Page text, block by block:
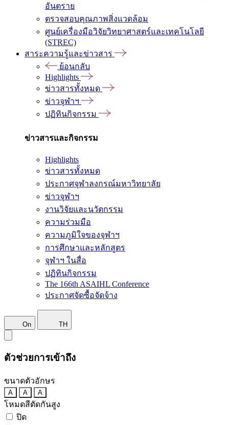
อันตราย
ตรวจสอบคุณภาพสิ่งแวดล้อม
ศูนย์เครื่องมือวิจัยวิทยาศาสตร์และเทคโนโลยี
(STREC)
สาระความรู้และข่าวสาร
ย้อนกลับ
Highlights
ข่าวสารทั้งหมด
ข่าวจุฬาฯ
ปฏิทินกิจกรรม
ข่าวสารและกิจกรรม
Highlights
ข่าวสารทั้งหมด
ประกาศจุฬาลงกรณ์มหาวิทยาลัย
ข่าวจุฬาฯ
งานวิจัยและนวัตกรรม
ความร่วมมือ
ความภูมิใจของจุฬาฯ
การศึกษาและหลักสูตร
จุฬาฯ ในสื่อ
ปฏิทินกิจกรรม
The 166th ASAIHL Conference
ประกาศจัดซื้อจัดจ้าง
On TH
ตัวช่วยการเข้าถึง
ขนาดตัวอักษร
A A A
โหมดสีตัดกันสูง
ปิด